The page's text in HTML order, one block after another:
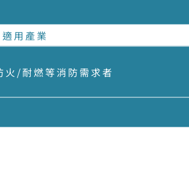
適用產業
火/耐燃等消防需求者